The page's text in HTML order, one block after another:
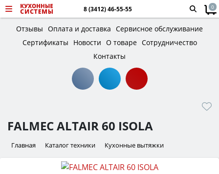
8 (3412) 46-55-55 0
Отзывы Оплата и доставка Сервисное обслуживание
Сертификаты
Новости О товаре Сотрудничество
Контакты
FALMEC ALTAIR 60 ISOLA
Главная Каталог техники Кухонные вытяжки